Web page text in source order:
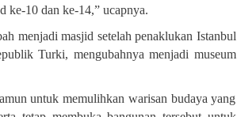
ke-10 dan ke-14,” ucapnya.
menjadi masjid setelah penaklukan Istanbul
Turki, mengubahnya menjadi museum
untuk memulihkan warisan budaya yang